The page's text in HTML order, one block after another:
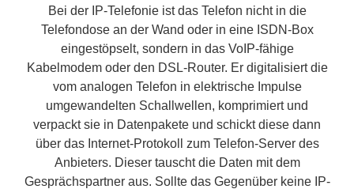
Bei der IP-Telefonie ist das Telefon nicht in die
Telefondose an der Wand oder in eine ISDN-Box
eingestöpselt, sondern in das VoIP-fähige
Kabelmodem oder den DSL-Router. Er digitalisiert die
vom analogen Telefon in elektrische Impulse
umgewandelten Schallwellen, komprimiert und
verpackt sie in Datenpakete und schickt diese dann
über das Internet-Protokoll zum Telefon-Server des
Anbieters. Dieser tauscht die Daten mit dem
Gesprächspartner aus. Sollte das Gegenüber keine IP-